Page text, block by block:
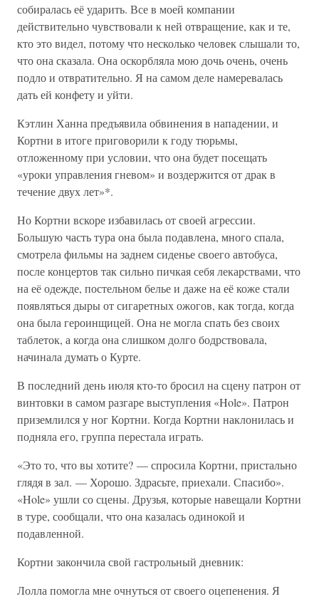
собиралась её ударить. Все в моей компании
действительно чувствовали к ней отвращение, как и те,
кто это видел, потому что несколько человек слышали то,
что она сказала. Она оскорбляла мою дочь очень, очень
подло и отвратительно. Я на самом деле намеревалась
дать ей конфету и уйти.
Кэтлин Ханна предъявила обвинения в нападении, и
Кортни в итоге приговорили к году тюрьмы,
отложенному при условии, что она будет посещать
«уроки управления гневом» и воздержится от драк в
течение двух лет»*.
Но Кортни вскоре избавилась от своей агрессии.
Большую часть тура она была подавлена, много спала,
смотрела фильмы на заднем сиденье своего автобуса,
после концертов так сильно пичкая себя лекарствами, что
на её одежде, постельном белье и даже на её коже стали
появляться дыры от сигаретных ожогов, как тогда, когда
она была героинщицей. Она не могла спать без своих
таблеток, а когда она слишком долго бодрствовала,
начинала думать о Курте.
В последний день июля кто-то бросил на сцену патрон от
винтовки в самом разгаре выступления «Hole». Патрон
приземлился у ног Кортни. Когда Кортни наклонилась и
подняла его, группа перестала играть.
«Это то, что вы хотите? — спросила Кортни, пристально
глядя в зал. — Хорошо. Здрасьте, приехали. Спасибо».
«Hole» ушли со сцены. Друзья, которые навещали Кортни
в туре, сообщали, что она казалась одинокой и
подавленной.
Кортни закончила свой гастрольный дневник:
Лолла помогла мне очнуться от своего оцепенения. Я